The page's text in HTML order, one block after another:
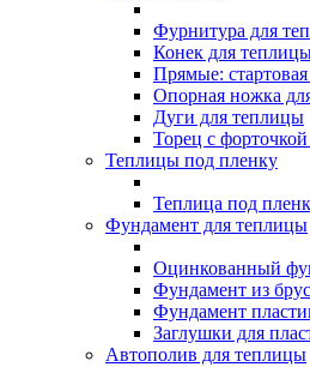
Фурнитура для
Конек для
Прямые:
Опорная ножка
Дуги для теплицы
Торец с
Теплицы под пленку
Теплица под
Фундамент для теплицы
Оцинкованный
Фундамент из
Фундамент
Заглушки для
Автополив для теплицы